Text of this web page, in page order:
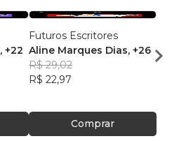
, +22
Futuros Escritores
Aline Marques Dias, +26
R$ 29,02
R$ 22,97
Comprar
Ana
R$